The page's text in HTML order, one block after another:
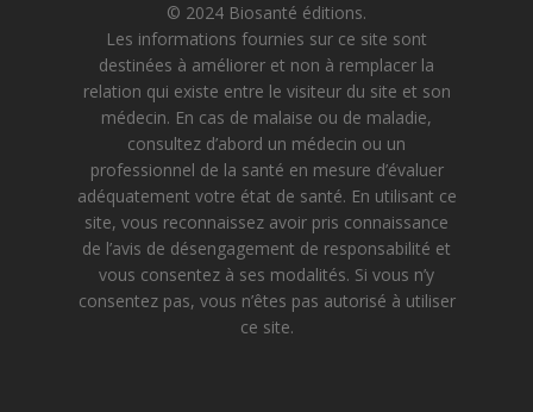
© 2024 Biosanté éditions.
Les informations fournies sur ce site sont
destinées à améliorer et non à remplacer la
relation qui existe entre le visiteur du site et son
médecin. En cas de malaise ou de maladie,
consultez d’abord un médecin ou un
professionnel de la santé en mesure d’évaluer
adéquatement votre état de santé. En utilisant ce
site, vous reconnaissez avoir pris connaissance
de l’avis de désengagement de responsabilité et
vous consentez à ses modalités. Si vous n’y
consentez pas, vous n’êtes pas autorisé à utiliser
ce site.